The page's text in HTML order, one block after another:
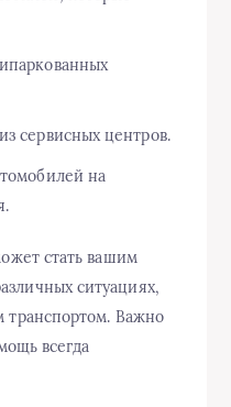
сервисных центров.
на
стать вашим
ситуациях,
транспортом. Важно
всегда